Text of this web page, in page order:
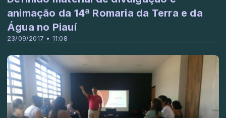
23/09/2017 • 11:08
animação da 14ª Romaria da Terra e da
Água no Piauí